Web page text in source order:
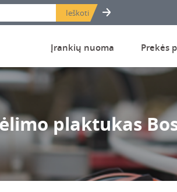
Įrankių nuoma Prekės
plaktukas